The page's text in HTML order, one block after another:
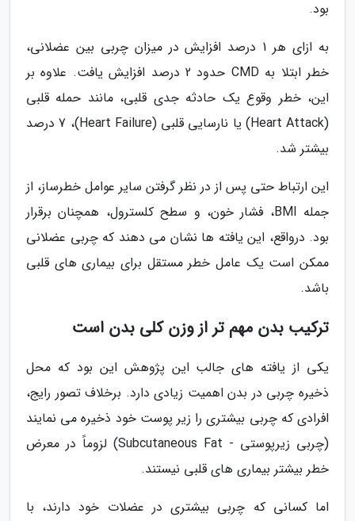
بود.
به ازای هر 1 درصد افزایش در میزان چربی بین عضلانی،
خطر ابتلا به CMD حدود 2 درصد افزایش یافت. علاوه بر
این، خطر وقوع یک حادثه جدی قلبی، مانند حمله قلبی
(Heart Attack) یا نارسایی قلبی (Heart Failure)، 7 درصد
بیشتر شد.
این ارتباط حتی پس از در نظر گرفتن سایر عوامل خطرساز، از
جمله BMI، فشار خون، و سطح کلسترول، همچنان برقرار
بود. درواقع، این یافته ها نشان می دهند که چربی عضلانی
ممکن است یک عامل خطر مستقل برای بیماری های قلبی
باشد.
ترکیب بدن مهم تر از وزن کلی بدن است
یکی از یافته های جالب این پژوهش این بود که محل
ذخیره چربی در بدن اهمیت زیادی دارد. برخلاف تصور رایج،
افرادی که چربی بیشتری را زیر پوست خود ذخیره می نمایند
(چربی زیرپوستی - Subcutaneous Fat) لزوماً در معرض
خطر بیشتر بیماری های قلبی نیستند.
اما کسانی که چربی بیشتری در عضلات خود دارند، با